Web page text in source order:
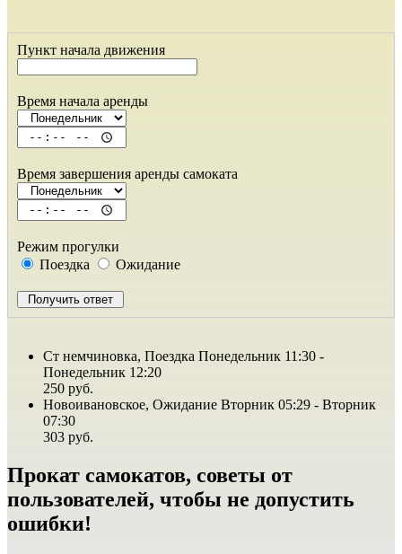
Пункт начала движения
Время начала аренды
Время завершения аренды самоката
Режим прогулки
Поездка
Ожидание
Ст немчиновка, Поездка Понедельник 11:30 -
Понедельник 12:20
250 руб.
Новоивановское, Ожидание Вторник 05:29 - Вторник
07:30
303 руб.
Прокат самокатов, советы от
пользователей, чтобы не допустить
ошибки!